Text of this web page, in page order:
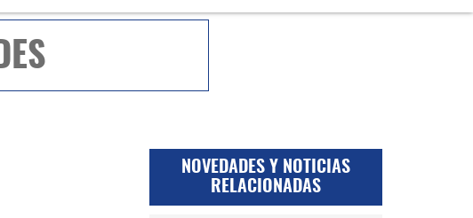
NOVEDADES Y NOTICIAS
RELACIONADAS